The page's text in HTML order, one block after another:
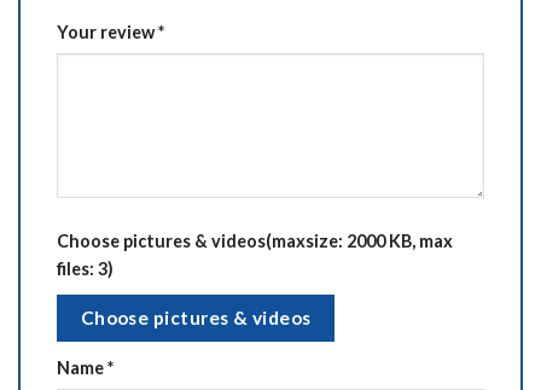
Your review*
Choose pictures & videos(maxsize: 2000 KB, max
files: 3)
Choose pictures & videos
Name*